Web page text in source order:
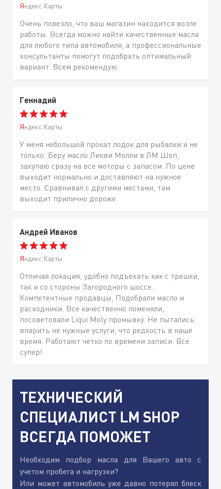
Яндекс.Карты
Очень повезло, что ваш магазин находится возле
работы. Всегда можно найти качественные масла
для любого типа автомобиля, а профессиональные
консультанты помогут подобрать оптимальный
вариант. Всем рекомендую.
Геннадий
Яндекс.Карты
У меня небольшой прокат лодок для рыбалки и не
только. Беру масло Ликви Молли в ЛМ Шоп,
закупаю сразу на все моторы с запасом. По цене
выходит нормально и доставляют на нужное
место. Сравнивал с другими местами, там
выходит прилично дороже.
Андрей Иванов
Яндекс.Карты
Отличая локация, удобно подъехать как с трешки,
так и со стороны Загородного шоссе.
Компетентные продавцы, Подобрали масло и
расходники. Все качественно поменяли,
посоветовали Liqui Moly промывку. Не пытались
впарить не нужные услуги, что редкость в наше
время. Работают четко по времени записи. Все
супер!
ТЕХНИЧЕСКИЙ
СПЕЦИАЛИСТ LM SHOP
ВСЕГДА ПОМОЖЕТ
Необходим подбор масла для Вашего авто с
учетом пробега и нагрузки?
Или может автомобиль уже давно потерял блеск